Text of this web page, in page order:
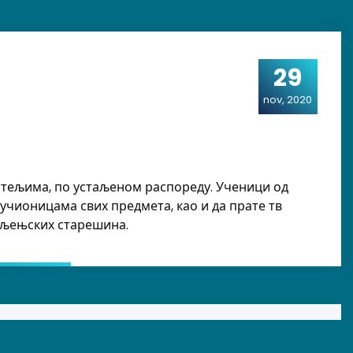
29
nov, 2020
по устаљеном распореду. Ученици од
свих предмета, као и да прате тв
старешина.